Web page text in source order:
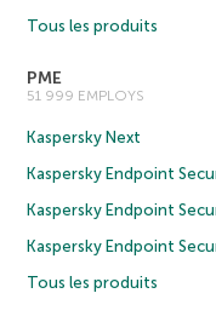
Tous les produits
PME
51 999 EMPLOYS
Kaspersky Next
Kaspersky Endpoint
Kaspersky Endpoint
Kaspersky Endpoint
Tous les produits